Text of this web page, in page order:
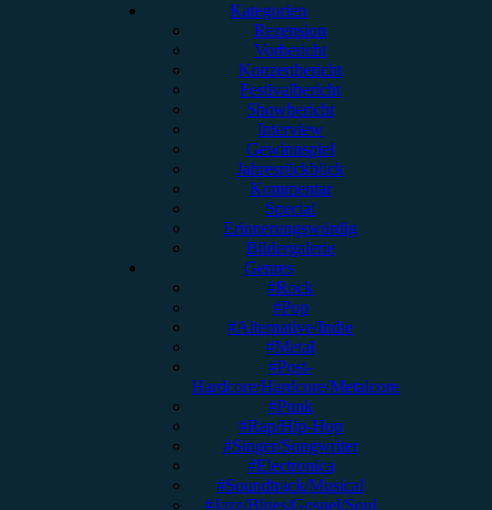
Kategorien
Rezension
Vorbericht
Konzertbericht
Festivalbericht
Showbericht
Interview
Gewinnspiel
Jahresrückblick
Kommentar
Special
Erinnerungswürdig
Bildergalerie
Genres
#Rock
#Pop
#Alternative/Indie
#Metal
#Post-
Hardcore/Hardcore/Metalcore
#Punk
#Rap/Hip-Hop
#Singer/Songwriter
#Electronica
#Soundtrack/Musical
#Jazz/Blues/Gospel/Soul